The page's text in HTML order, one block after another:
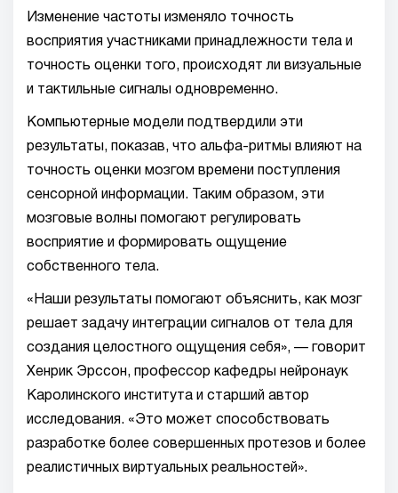
Изменение частоты изменяло точность
восприятия участниками принадлежности тела и
точность оценки того, происходят ли визуальные
и тактильные сигналы одновременно.
Компьютерные модели подтвердили эти
результаты, показав, что альфа-ритмы влияют на
точность оценки мозгом времени поступления
сенсорной информации. Таким образом, эти
мозговые волны помогают регулировать
восприятие и формировать ощущение
собственного тела.
«Наши результаты помогают объяснить, как мозг
решает задачу интеграции сигналов от тела для
создания целостного ощущения себя», — говорит
Хенрик Эрссон, профессор кафедры нейронаук
Каролинского института и старший автор
исследования. «Это может способствовать
разработке более совершенных протезов и более
реалистичных виртуальных реальностей».